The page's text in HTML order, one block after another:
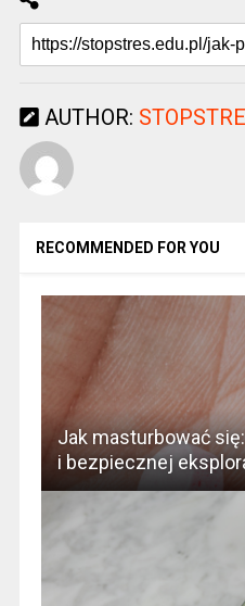
AUTHOR:
RECOMMENDED FOR YOU
Jak masturbować
i bezpiecznej